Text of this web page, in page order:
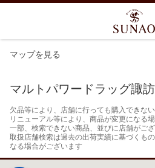
マップを見る
マルトパワードラッグ諏
欠品等により、店舗に行っても購入できな
リニューアル等により、商品が変更になる
一部、検索できない商品、並びに店舗がご
取扱店舗検索は過去の出荷実績に基づくも
なる場合がございます